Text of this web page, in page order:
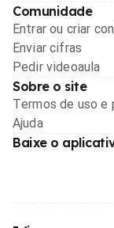
Comunidade
Entrar ou criar
Enviar cifras
Pedir videoaula
Sobre o site
Termos de uso e
Ajuda
Baixe o